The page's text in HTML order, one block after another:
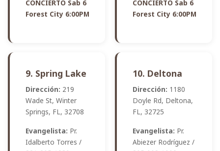
CONCIERTO Sab 6
Forest City 6:00PM
CONCIERTO Sab 6
Forest City 6:00PM
9. Spring Lake
Dirección: 219
Wade St, Winter
Springs, FL, 32708
Evangelista: Pr.
Idalberto Torres /
10. Deltona
Dirección: 1180
Doyle Rd, Deltona,
FL, 32725
Evangelista: Pr.
Abiezer Rodríguez /